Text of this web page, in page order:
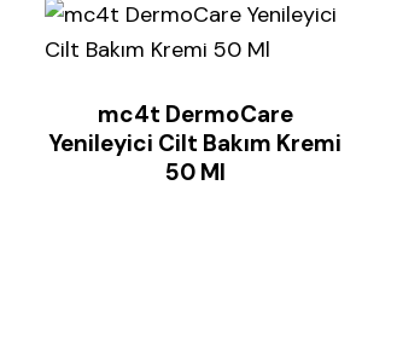
mc4t DermoCare
Yenileyici Cilt Bakım Kremi
50 Ml